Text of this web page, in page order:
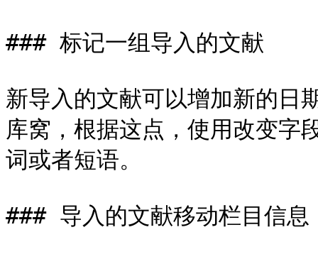
### 标记一组导入的文献
新导入的文献可以增加新的日
库窝，根据这点，使用改变字
词或者短语。
### 导入的文献移动栏目信息